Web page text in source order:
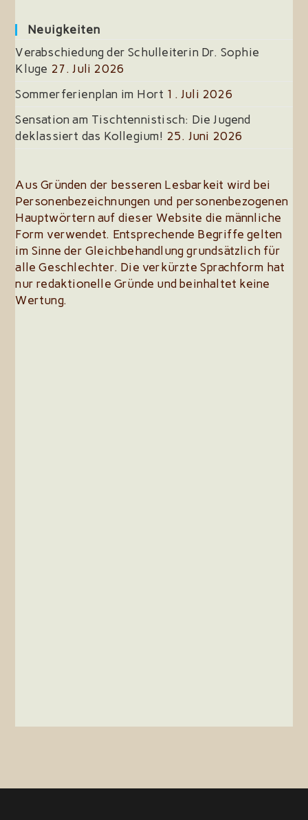
Neuigkeiten
Verabschiedung der Schulleiterin Dr. Sophie
Kluge 27. Juli 2026
Sommerferienplan im Hort 1. Juli 2026
Sensation am Tischtennistisch: Die Jugend
deklassiert das Kollegium! 25. Juni 2026
Aus Gründen der besseren Lesbarkeit wird bei
Personenbezeichnungen und personenbezogenen
Hauptwörtern auf dieser Website die männliche
Form verwendet. Entsprechende Begriffe gelten
im Sinne der Gleichbehandlung grundsätzlich für
alle Geschlechter. Die verkürzte Sprachform hat
nur redaktionelle Gründe und beinhaltet keine
Wertung.